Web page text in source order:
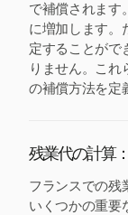
で補償されます
に増加します。
定することがで
りません。こ
の補償方法を定
残業代の計算
フランスでの残
いくつかの重要